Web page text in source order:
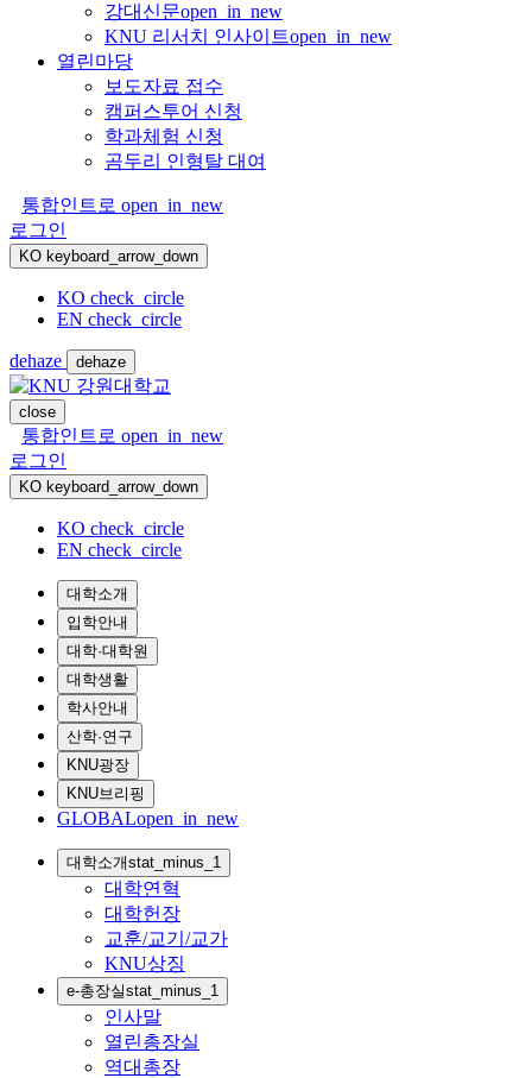
강대신문open_in_new
KNU 리서치 인사이트open_in_new
열린마당
보도자료 접수
캠퍼스투어 신청
학과체험 신청
곰두리 인형탈 대여
통합인트로 open_in_new
로그인
KO keyboard_arrow_down
KO check_circle
EN check_circle
dehaze dehaze
close
통합인트로 open_in_new
로그인
KO keyboard_arrow_down
KO check_circle
EN check_circle
대학소개
입학안내
대학·대학원
대학생활
학사안내
산학·연구
KNU광장
KNU브리핑
GLOBALopen_in_new
대학소개stat_minus_1
대학연혁
대학헌장
교훈/교기/교가
KNU상징
e-총장실stat_minus_1
인사말
열린총장실
역대총장